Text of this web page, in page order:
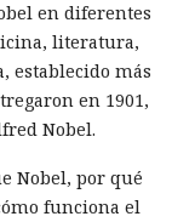
en diferentes
literatura,
establecido más
en 1901,
Nobel.
Nobel, por qué
funciona el